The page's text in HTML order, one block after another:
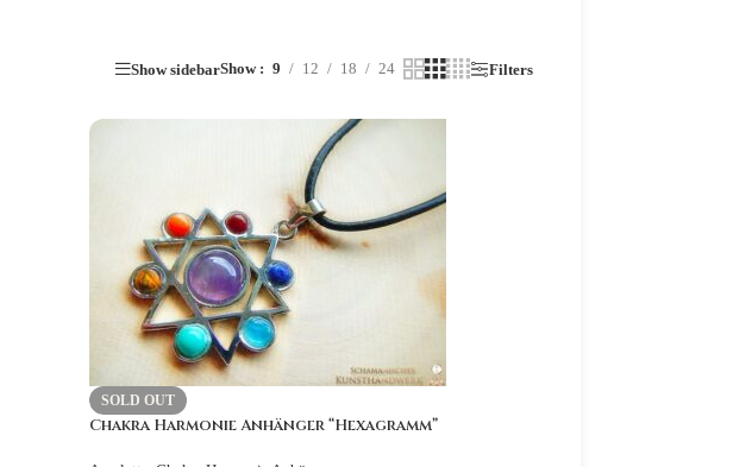
Show sidebarShow 9 12 18 24 Filters
SOLD OUT
Chakra Harmonie Anhänger “Hexagramm”